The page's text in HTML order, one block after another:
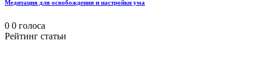
Медитация для освобождения и настройки ума
0 0 голоса
Рейтинг статьи